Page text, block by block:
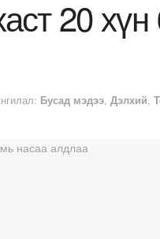
20 хүн
Бусад мэдээ, Дэлхий,